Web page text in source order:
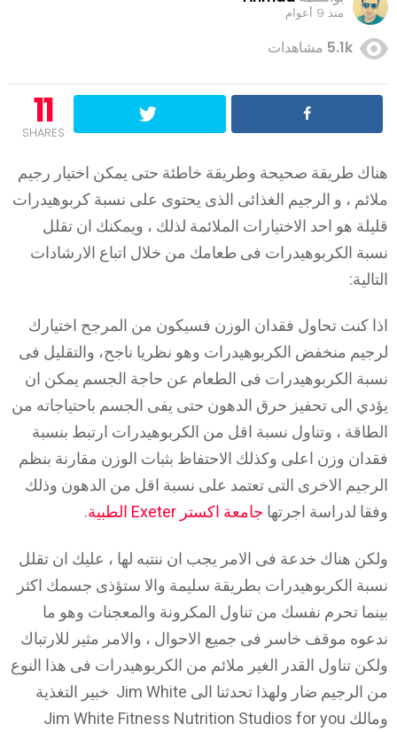
منذ 9 أعوام
5.1k مشاهدات
11
SHARES
هناك طريقة صحيحة وطريقة خاطئة حتى يمكن اختيار رجيم
ملائم ، و الرجيم الغذائى الذى يحتوى على نسبة كربوهيدرات
قليلة هو احد الاختيارات الملائمة لذلك ، ويمكنك ان تقلل
نسبة الكربوهيدرات فى طعامك من خلال اتباع الارشادات
التالية:
اذا كنت تحاول فقدان الوزن فسيكون من المرجح اختيارك
لرجيم منخفض الكربوهيدرات وهو نظريا ناجح، والتقليل فى
نسبة الكربوهيدرات فى الطعام عن حاجة الجسم يمكن ان
يؤدي الى تحفيز حرق الدهون حتى يفى الجسم باحتياجاته من
الطاقة ، وتناول نسبة اقل من الكربوهيدرات ارتبط بنسبة
فقدان وزن اعلى وكذلك الاحتفاظ بثبات الوزن مقارنة بنظم
الرجيم الاخرى التى تعتمد على نسبة اقل من الدهون وذلك
وفقا لدراسة اجرتها جامعة اكستر Exeter الطبية .
ولكن هناك خدعة فى الامر يجب ان ننتبه لها ، عليك ان تقلل
نسبة الكربوهيدرات بطريقة سليمة والا ستؤذى جسمك اكثر
بينما تحرم نفسك من تناول المكرونة والمعجنات وهو ما
ندعوه موقف خاسر فى جميع الاحوال ، والامر مثير للارتباك
ولكن تناول القدر الغير ملائم من الكربوهيدرات فى هذا النوع
من الرجيم ضار ولهذا تحدثنا الى Jim White خبير التغذية
ومالك Jim White Fitness Nutrition Studios for you